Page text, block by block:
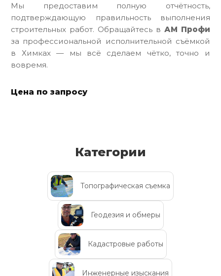
Мы предоставим полную отчётность,
подтверждающую правильность выполнения
строительных работ. Обращайтесь в АМ Профи
за профессиональной исполнительной съёмкой
в Химках — мы всё сделаем чётко, точно и
вовремя.
Цена по запросу
Категории
Топографическая съемка
Геодезия и обмеры
Кадастровые работы
Инженерные изыскания